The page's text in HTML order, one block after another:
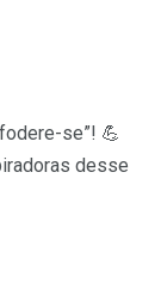
se”! 💪
desse